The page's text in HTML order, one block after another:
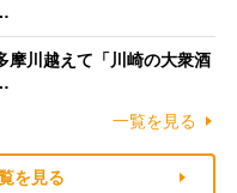
摩川越えて「川崎の大衆酒
一覧を見る
を見る